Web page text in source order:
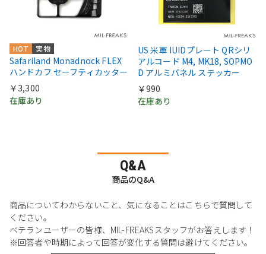
実物
HOT
Safariland Monadnock FLEX
ハンドカフ セーフティカッター
￥3,300
在庫あり
US 米軍 IUIDプレート QRシリ
アルコード M4, MK18, SOPMO
D アルミパネル ステッカー
￥990
在庫あり
Q&A
商品のQ&A
商品についてわからないこと、気になることはこちらで質問して
ください。
ベテランユーザーの皆様、MIL-FREAKSスタッフがお答えします！
※回答者や時期によって回答が変化する質問は避けてください。